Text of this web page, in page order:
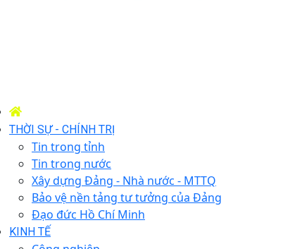
THỜI SỰ - CHÍNH TRỊ
Tin trong tỉnh
Tin trong nước
Xây dựng Đảng - Nhà nước - MTTQ
Bảo vệ nền tảng tư tưởng của Đảng
Đạo đức Hồ Chí Minh
KINH TẾ